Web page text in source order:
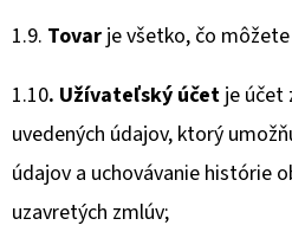
1.9. Tovar je všetko, čo
1.10. Užívateľský účet je účet
uvedených údajov, ktorý
údajov a uchovávanie histórie
uzavretých zmlúv;